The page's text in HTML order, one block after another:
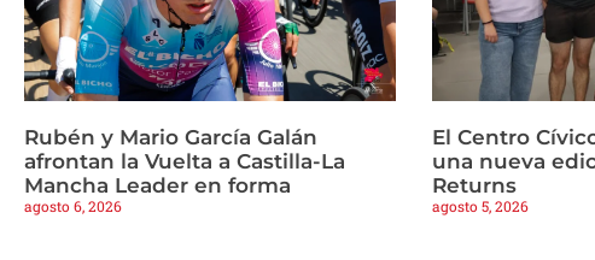
Rubén y Mario García Galán
afrontan la Vuelta a Castilla-La
Mancha Leader en forma
agosto 6, 2026
El Centro
una nueva
Returns
agosto 5, 2026